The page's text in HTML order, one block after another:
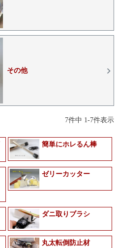
その他
7件中 1-7件表示
簡単にホレるん棒
ゼリーカッター
ダニ取りブラシ
丸太転倒防止材